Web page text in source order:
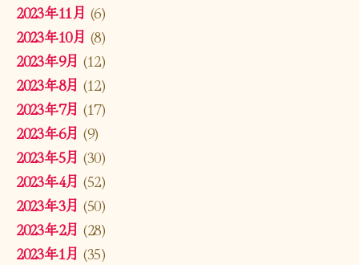
2023年11月 (6)
2023年10月 (8)
2023年9月 (12)
2023年8月 (12)
2023年7月 (17)
2023年6月 (9)
2023年5月 (30)
2023年4月 (52)
2023年3月 (50)
2023年2月 (28)
2023年1月 (35)